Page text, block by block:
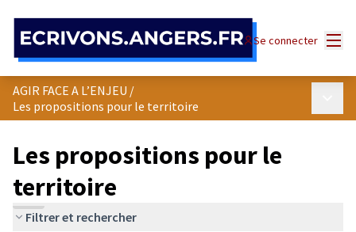
Se connecter
AGIR FACE A L’ENJEU /
Les propositions pour le territoire
Les propositions pour le
territoire
Filtrer et rechercher